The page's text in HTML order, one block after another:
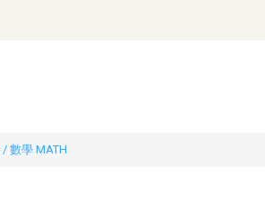
/ 數學 MATH